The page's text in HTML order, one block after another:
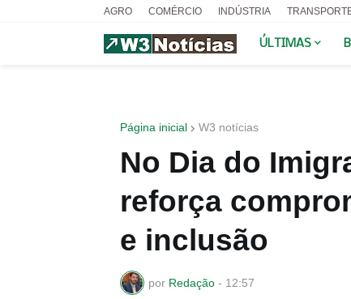
AGRO COMÉRCIO INDÚSTRIA
ÚLTIMAS
Página inicial W3 notícias
No Dia do
reforça
e inclusão
por Redação - 12:57